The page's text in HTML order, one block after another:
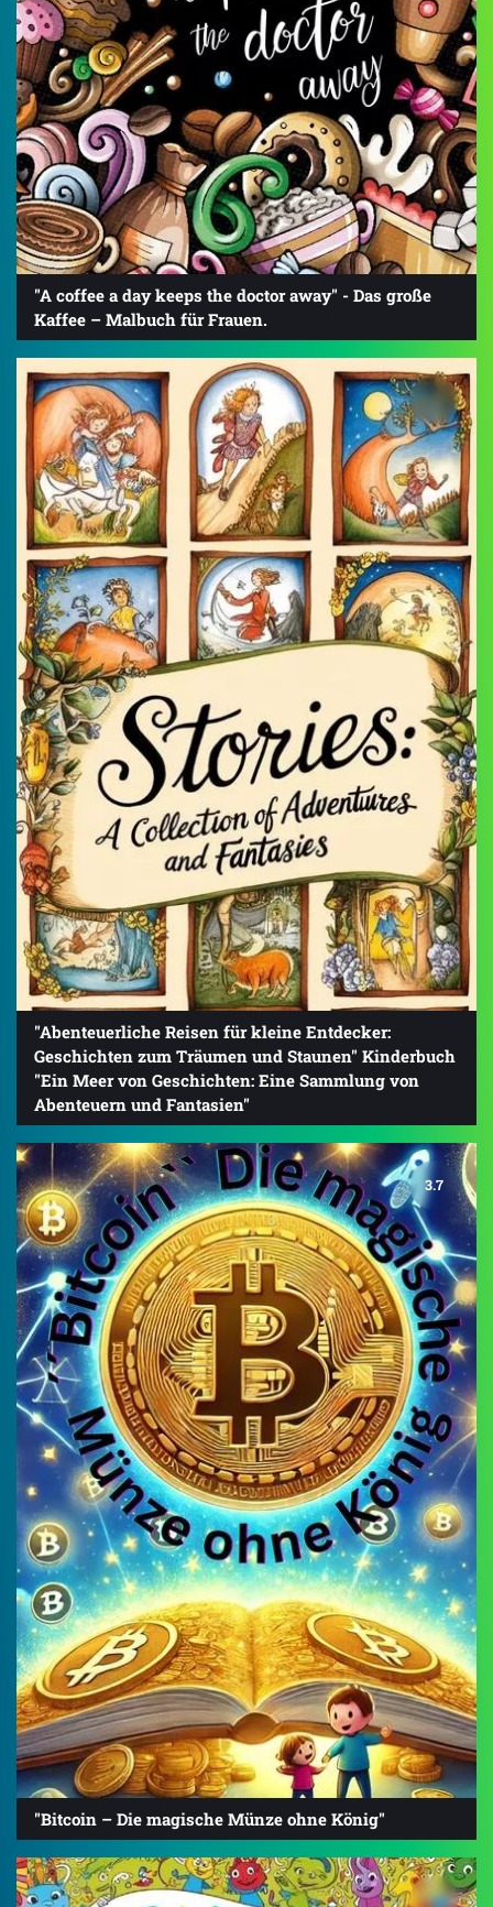
"A coffee a day keeps the doctor away" - Das große
Kaffee – Malbuch für Frauen.
"Abenteuerliche Reisen für kleine Entdecker:
Geschichten zum Träumen und Staunen" Kinderbuch
"Ein Meer von Geschichten: Eine Sammlung von
Abenteuern und Fantasien"
3.7
"Bitcoin – Die magische Münze ohne König"